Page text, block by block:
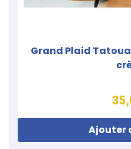
Grand Plaid
Ajouter